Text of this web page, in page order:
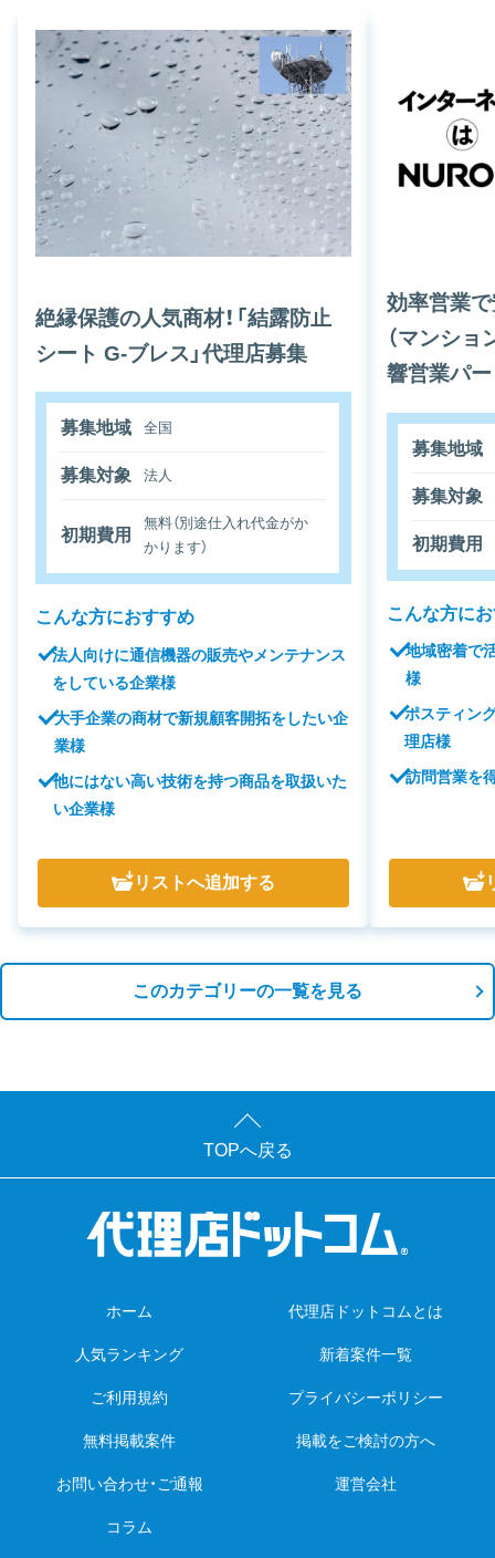
絶縁保護の人気商材！「結露防止
シート G-ブレス」代理店募集
募集地域 全国
募集対象 法人
初期費用
無料（別途仕入れ代金がか
かります）
こんな方におすすめ
法人向けに通信機器の販売やメンテナンス
をしている企業様
大手企業の商材で新規顧客開拓をしたい企
業様
他にはない高い技術を持つ商品を取扱いた
い企業様
リストへ追加する
効率営業で
（マンショ
響営業パ
募集地域
募集対象
初期費用
こんな方に
地域密着で
様
ポスティン
理店様
訪問営業を
このカテゴリーの一覧を見る
TOPへ戻る
ホーム 代理店ドットコムとは
人気ランキング 新着案件一覧
ご利用規約 プライバシーポリシー
無料掲載案件 掲載をご検討の方へ
お問い合わせ・ご通報 運営会社
コラム